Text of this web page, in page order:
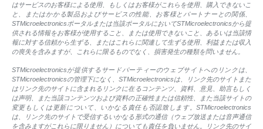
はサービスのお客様による使用、もしくはお客様がこれらを使用、購入できないこ
と、またはかかる製品およびサービスの性能、お客様とパートナーとの関係、
STMicroelectronicsポータルまたは当該ポータルにおいてSTMicroelectronicsから提
供される情報をお客様が使用すること、または使用できないこと、あるいは当該情
報に対する信頼から生ずる、またはこれらに関連して生ずる使用、利益または収入
の喪失を含みますが、これらに限るものでなく、損害発生の種類を問いません。
STMicroelectronicsが提供するサードパーティーのウェブサイトへのリンクは、
STMicroelectronicsの管理下になく、STMicroelectronicsは、リンク先のサイトまた
はリンク先のサイトに含まれるリンクに在るコンテンツ、資料、意見、助言もしく
は声明、また当該コンテンツおよび資料の正確性または信頼性、また当該サイトの
変更もしくは更新について、いかなる責任も否認致します。STMicroelectronics
は、リンク先のサイトで受信するいかなる形式の通信（ウェブ放送または音声通信
を含みますがこれらに限りません）についても責任を負いません。リンク先のサイ